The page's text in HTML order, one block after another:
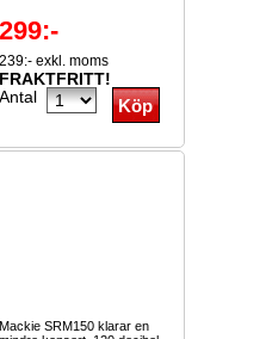
299:-
239:- exkl. moms
FRAKTFRITT!
Antal
Mackie SRM150 klarar en